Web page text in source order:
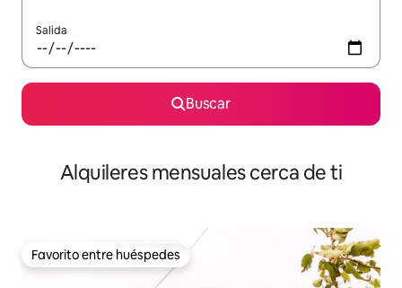
Salida
Buscar
Alquileres mensuales cerca de ti
Favorito entre huéspedes
Favorito entre huéspedes